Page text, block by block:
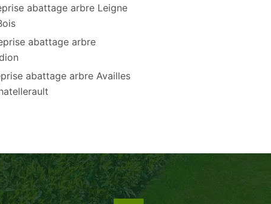
abattage arbre Leigne
abattage arbre
abattage arbre Availles